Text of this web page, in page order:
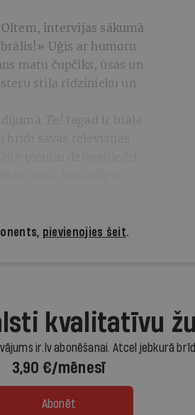
intervijas sākumā
Uģis ar humoru
matu čupčiks, ūsas un
stila rīdzinieku un
Te! tagad ir brāļa
pievienojies šeit.
kvalitatīvu
ir.lv abonēšanai. Atcel jebkurā
3,90 €/mēnesī
Abonēt